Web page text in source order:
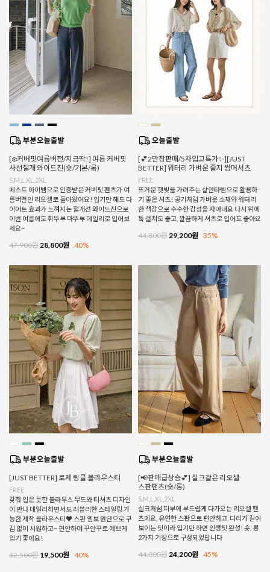
[❄️커버핏여름버전/지금딱!] 여름 커버핏
사선절개 와이드진(숏/기본/롱)
S,M,L,XL,2XL
베스트 아이템으로 인증받은 커버핏 팬츠가 여
름버전인 리오셀로 돌아왔어요! 입기만 해도 다
이어트 효과가 느껴지는 절개선 와이드진으로
이번 여름에도 휘뚜루 마뚜루 데일리로 입어보
세요~
47,900원 28,800원 40%
[💕2만장판매/5차입고특가✨][JUST
BETTER] 워터리 가벼운 줄지 썸머셔츠
FREE
뜨거운 햇빛을 가려주는 살안타템으로 활용하
기 좋은 셔츠! 공기처럼 가벼운 소재와 워터리
한 색감으로 수수한 감성을 자아내요 나시 위에
툭 걸쳐도 좋고, 깔끔하게 셔츠로 입어도 좋아요
44,800원 29,200원 35%
[JUST BETTER] 로제 링클 블라우스티
FREE
갖춰 입은 듯한 블라우스 무드와 티셔츠 디자인
이 만나 데일리하면서도 러블리한 스타일링 가
능한 제작 블라우스티♥ 스판 엠보 원단으로 구
김 없이 시원하고~ 편안하여 꾸안꾸로 예쁘게
입기 좋아요!
32,500원 19,500원 40%
[📢판매급상승💕] 실크같은 리오셀
스판팬츠(숏/롱)
S,M,L,XL,2XL
실크처럼 피부에 부드럽게 다가오는 리오셀 팬
츠에요, 유연한 스판으로 편안하고, 다리가 길어
보이는 핏이라 입기만 하면 인생핏 완성! 숏, 롱
2가지 기장으로 구성되었답니다
44,000원 24,200원 45%